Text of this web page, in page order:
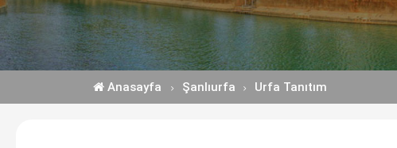
Anasayfa Şanlıurfa Urfa Tanıtım